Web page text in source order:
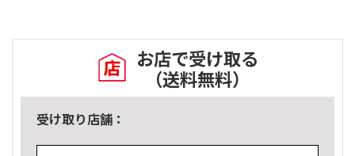
お店で受け取る
（送料無料）
受け取り店舗：